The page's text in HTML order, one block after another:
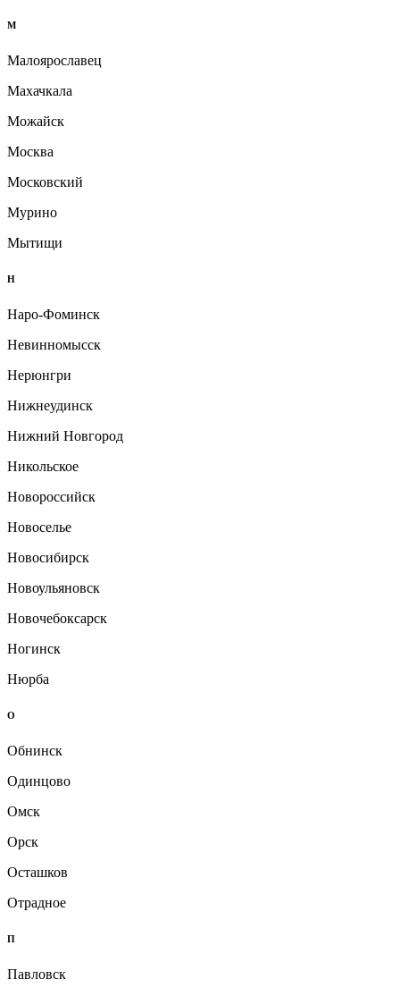
М
Малоярославец
Махачкала
Можайск
Москва
Московский
Мурино
Мытищи
Н
Наро-Фоминск
Невинномысск
Нерюнгри
Нижнеудинск
Нижний Новгород
Никольское
Новороссийск
Новоселье
Новосибирск
Новоульяновск
Новочебоксарск
Ногинск
Нюрба
О
Обнинск
Одинцово
Омск
Орск
Осташков
Отрадное
П
Павловск